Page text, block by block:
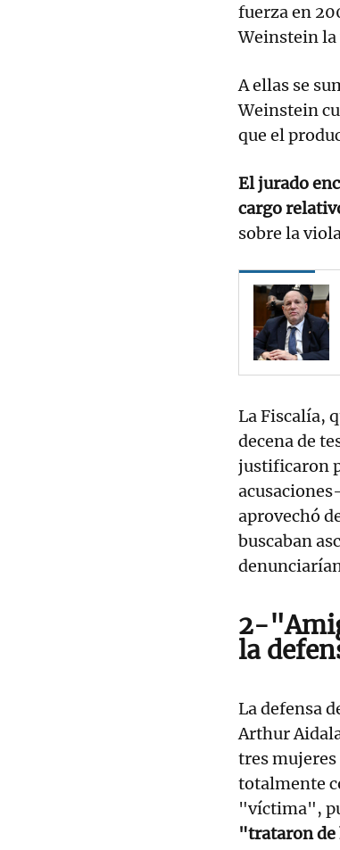
fuerza en
Weinstein la
A ellas se
Weinstein
que el
El jurado
cargo
sobre la
La Fiscalía,
decena de
justificaron
aprovechó
buscaban
2-
la
La defensa
Arthur
tres mujeres
totalmente
"víctima",
"trataron de